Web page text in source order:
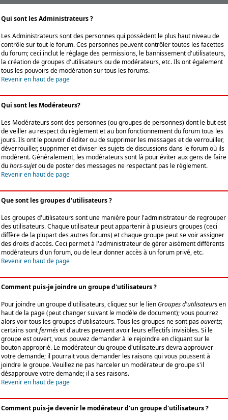
Qui sont les Administrateurs ?
Les Administrateurs sont des personnes qui possèdent le plus haut niveau de
contrôle sur tout le forum. Ces personnes peuvent contrôler toutes les facettes
du forum; ceci inclut le réglage des permissions, le bannissement d'utilisateurs,
la création de groupes d'utilisateurs ou de modérateurs, etc. Ils ont également
tous les pouvoirs de modération sur tous les forums.
Revenir en haut de page
Qui sont les Modérateurs?
Les Modérateurs sont des personnes (ou groupes de personnes) dont le but est
de veiller au respect du règlement et au bon fonctionnement du forum tous les
jours. Ils ont le pouvoir d'éditer ou de supprimer les messages et de verrouiller,
déverrouiller, supprimer et diviser les sujets de discussions dans le forum où ils
modèrent. Généralement, les modérateurs sont là pour éviter aux gens de faire
duhors-sujetou de poster des messages ne respectant pas le règlement.
Revenir en haut de page
Que sont les groupes d'utilisateurs ?
Les groupes d'utilisateurs sont une manière pour l'administrateur de regrouper
des utilisateurs. Chaque utilisateur peut appartenir à plusieurs groupes (ceci
diffère de la plupart des autres forums) et chaque groupe peut se voir assigner
des droits d'accès. Ceci permet à l'administrateur de gérer aisément différents
modérateurs d'un forum, ou de leur donner accès à un forum privé, etc.
Revenir en haut de page
Comment puis-je joindre un groupe d'utilisateurs ?
Pour joindre un groupe d'utilisateurs, cliquez sur le lienGroupes d'utilisateursen
haut de la page (peut changer suivant le modèle de document); vous pourrez
alors voir tous les groupes d'utilisateurs. Tous les groupes ne sont pasouverts;
certains sontferméset d'autres peuvent avoir leurs effectifs invisibles. Si le
groupe est ouvert, vous pouvez demander à le rejoindre en cliquant sur le
bouton approprié. Le modérateur du groupe d'utilisateurs devra approuver
votre demande; il pourrait vous demander les raisons qui vous poussent à
joindre le groupe. Veuillez ne pas harceler un modérateur de groupe s'il
désapprouve votre demande; il a ses raisons.
Revenir en haut de page
Comment puis-je devenir le modérateur d'un groupe d'utilisateurs ?